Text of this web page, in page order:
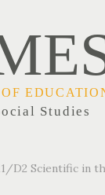
D2 Scientific in